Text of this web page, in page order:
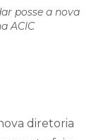
posse a nova
ACIC
diretoria